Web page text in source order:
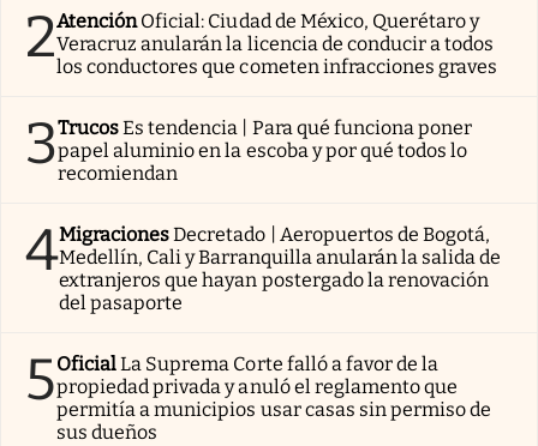
2AtenciónOficial: Ciudad de México, Querétaro y
Veracruz anularán la licencia de conducir a todos
los conductores que cometen infracciones graves
3TrucosEs tendencia | Para qué funciona poner
papel aluminio en la escoba y por qué todos lo
recomiendan
4MigracionesDecretado | Aeropuertos de Bogotá,
Medellín, Cali y Barranquilla anularán la salida de
extranjeros que hayan postergado la renovación
del pasaporte
5OficialLa Suprema Corte falló a favor de la
propiedad privada y anuló el reglamento que
permitía a municipios usar casas sin permiso de
sus dueños